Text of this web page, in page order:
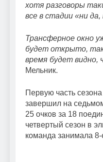
хотя разговоры
все в стадии «ни
Трансферное окно
будет открыто,
время будет видно,
Мельник.
Первую часть
завершил на
25 очков за 18
четвертый сезон в
команда занимала